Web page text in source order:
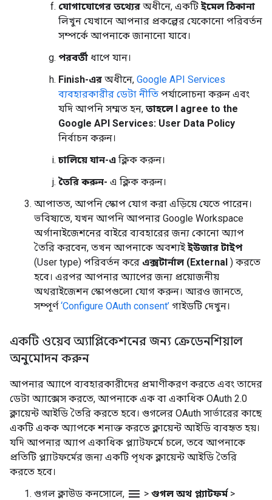
যোগাযোগের তথ্যের অধীনে, একটি ইমেল ঠিকানা
লিখুন যেখানে আপনার প্রকল্পের যেকোনো পরিবর্তন
সম্পর্কে আপনাকে জানানো যাবে।
পরবর্তী ধাপে যান।
Finish-এর অধীনে, Google API Services
ব্যবহারকারীর ডেটা নীতি পর্যালোচনা করুন এবং
যদি আপনি সম্মত হন, তাহলে I agree to the
Google API Services: User Data Policy
নির্বাচন করুন।
চালিয়ে যান-এ ক্লিক করুন।
তৈরি করুন- এ ক্লিক করুন।
আপাতত, আপনি স্কোপ যোগ করা এড়িয়ে যেতে পারেন।
ভবিষ্যতে, যখন আপনি আপনার Google Workspace
অর্গানাইজেশনের বাইরে ব্যবহারের জন্য কোনো অ্যাপ
তৈরি করবেন, তখন আপনাকে অবশ্যইইউজার টাইপ
(User type) পরিবর্তন করে এক্সটার্নাল (External ) করতে
হবে। এরপর আপনার অ্যাপের জন্য প্রয়োজনীয়
অথরাইজেশন স্কোপগুলো যোগ করুন। আরও জানতে,
সম্পূর্ণ‘Configure OAuth consent’ গাইডটি দেখুন।
একটি ওয়েব অ্যাপ্লিকেশনের জন্য ক্রেডেনশিয়াল
অনুমোদন করুন
আপনার অ্যাপে ব্যবহারকারীদের প্রমাণীকরণ করতে এবং তাদের
ডেটা অ্যাক্সেস করতে, আপনাকে এক বা একাধিক OAuth 2.0
ক্লায়েন্ট আইডি তৈরি করতে হবে। গুগলের OAuth সার্ভারের কাছে
একটি একক অ্যাপকে শনাক্ত করতে ক্লায়েন্ট আইডি ব্যবহৃত হয়।
যদি আপনার অ্যাপ একাধিক প্ল্যাটফর্মে চলে, তবে আপনাকে
প্রতিটি প্ল্যাটফর্মের জন্য একটি পৃথক ক্লায়েন্ট আইডি তৈরি
করতে হবে।
গুগল ক্লাউড কনসোলে, menu > গুগল অথ প্ল্যাটফর্ম >